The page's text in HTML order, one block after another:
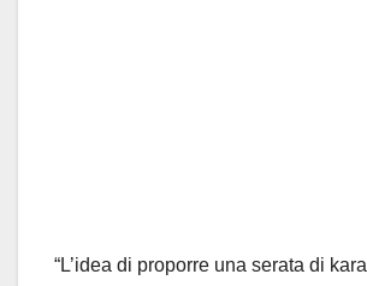
“L’idea di proporre una serata di